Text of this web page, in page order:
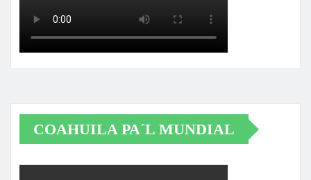
COAHUILA PA´L MUNDIAL